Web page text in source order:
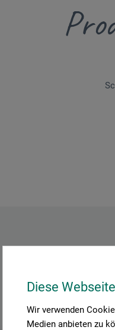
Diese
Wir verwenden
Medien anbieten zu
Hier